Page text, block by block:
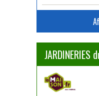
JARDINERIES